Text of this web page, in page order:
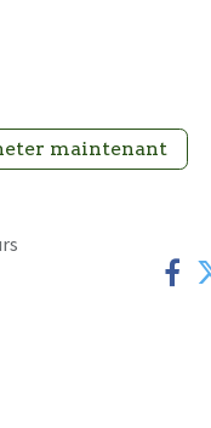
maintenant